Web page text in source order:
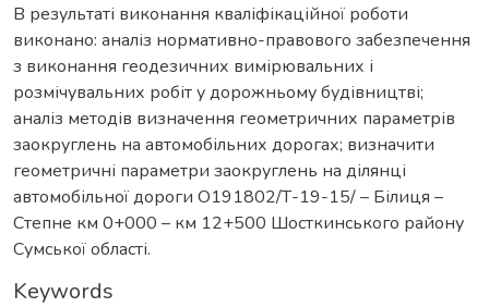
В результаті виконання кваліфікаційної роботи
виконано: аналіз нормативно-правового забезпечення
з виконання геодезичних вимірювальних і
розмічувальних робіт у дорожньому будівництві;
аналіз методів визначення геометричних параметрів
заокруглень на автомобільних дорогах; визначити
геометричні параметри заокруглень на ділянці
автомобільної дороги О191802/Т-19-15/ – Білиця –
Степне км 0+000 – км 12+500 Шосткинського району
Сумської області.
Keywords